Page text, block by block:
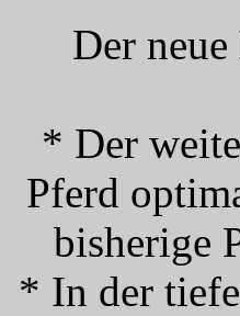
Der neue
* Der
Pferd
bisherige
* In der